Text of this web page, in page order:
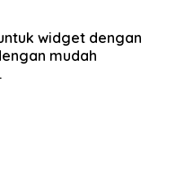
widget dengan
mudah